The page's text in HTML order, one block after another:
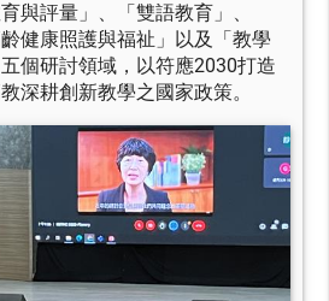
與評量」、「雙語教育」、
齡健康照護與福祉」以及「教學
個研討領域，以符應2030打造
深耕創新教學之國家政策。